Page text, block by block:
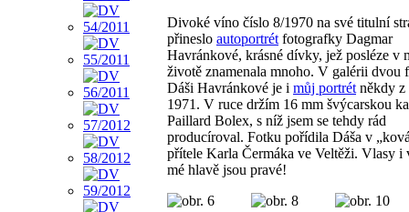
Divoké víno číslo 8/1970 na své titulní
přineslo autoportrét fotografky Dagmar
Havránkové, krásné dívky, jež posléze v
životě znamenala mnoho. V galérii dvou
Dáši Havránkové je i můj portrét někdy z
1971. V ruce držím 16 mm švýcarskou
Paillard Bolex, s níž jsem se tehdy rád
producíroval. Fotku pořídila Dáša v
přítele Karla Čermáka ve Veltěži. Vlasy i
mé hlavě jsou pravé!